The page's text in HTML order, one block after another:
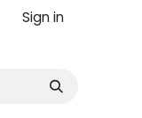
Sign in